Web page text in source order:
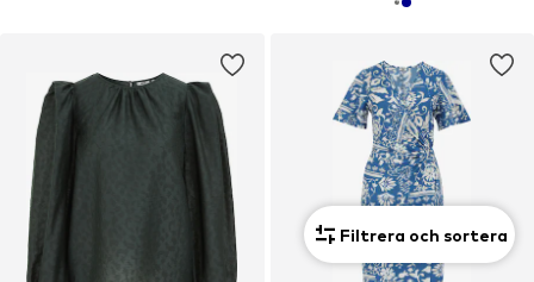
Filtrera och sortera